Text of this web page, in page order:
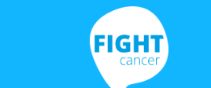
Start zelf een actie
Light at Night Walk